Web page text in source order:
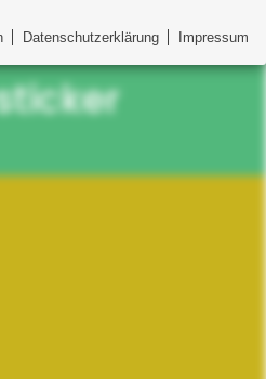
Datenschutzerklärung Impressum